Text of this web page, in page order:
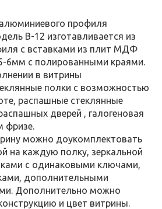
профиля
В-12 изготавливается из
с вставками из плит МДФ
6мм с полированными краями.
в витрины
полки с возможностью
распашные стеклянные
дверей , галогеновая
фризе.
можно доукомплектовать
на каждую полку, зеркальной
с одинаковыми ключами,
дополнительными
Дополнительно можно
и цвет витрины.